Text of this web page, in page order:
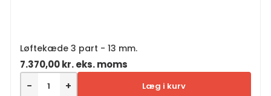
Løftekæde 3 part - 13 mm.
7.370,00kr.eks. moms
− + Læg i kurv